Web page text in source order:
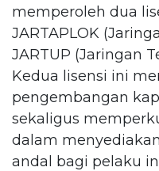
memperoleh dua
JARTAPLOK
JARTUP (Jaringan
Kedua lisensi ini
pengembangan
sekaligus
dalam
andal bagi pelaku